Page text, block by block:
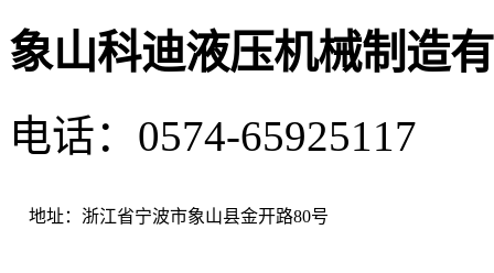
象山科迪液压机械制造
电话：0574-65925117
地址：浙江省宁波市象山县金开路80号